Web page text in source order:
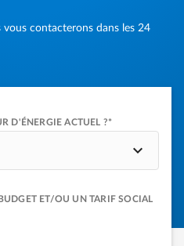
contacterons dans les 24
D'ÉNERGIE ACTUEL ?*
ET/OU UN TARIF SOCIAL